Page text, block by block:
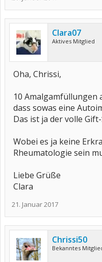
Clara07
Aktives Mitglied
Oha, Chrissi,
10 Amalgamfüllungen
dass sowas eine
Das ist ja der volle
Wobei es ja keine
Rheumatologie sein
Liebe Grüße
Clara
21. Januar 2017
Chrissi50
Bekanntes